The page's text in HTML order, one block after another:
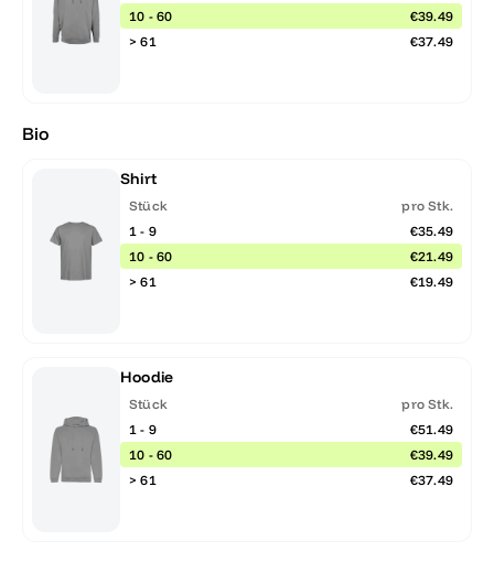
10 - 60
€39.49
> 61
€37.49
Bio
Shirt
Stück
pro Stk.
1 - 9
€35.49
10 - 60
€21.49
> 61
€19.49
Hoodie
Stück
pro Stk.
1 - 9
€51.49
10 - 60
€39.49
> 61
€37.49